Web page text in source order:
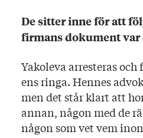
De sitter inne för att
firmans dokument var
Yakoleva arresteras
ens ringa. Hennes
men det står klart att
annan, någon med de
någon som vet vem